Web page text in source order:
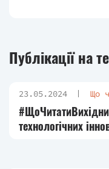
Публікації на
23.05.2024 Що
технологічних